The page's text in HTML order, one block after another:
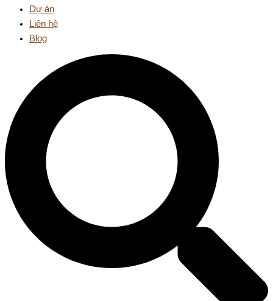
Dự án
Liên hệ
Blog